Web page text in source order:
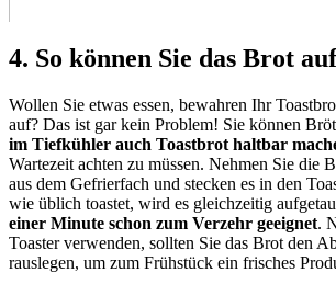
4. So können Sie das Brot
Wollen Sie etwas essen, bewahren Ihr
auf? Das ist gar kein Problem! Sie können
im Tiefkühler auch Toastbrot haltbar
Wartezeit achten zu müssen. Nehmen Sie die
aus dem Gefrierfach und stecken es in den
wie üblich toastet, wird es gleichzeitig
einer Minute schon zum Verzehr geeignet.
Toaster verwenden, sollten Sie das Brot den
rauslegen, um zum Frühstück ein frisches